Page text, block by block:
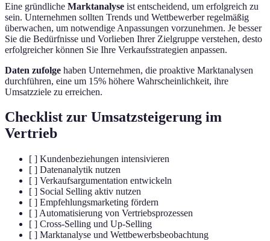
Eine gründliche Marktanalyse ist entscheidend, um erfolgreich zu
sein. Unternehmen sollten Trends und Wettbewerber regelmäßig
überwachen, um notwendige Anpassungen vorzunehmen. Je besser
Sie die Bedürfnisse und Vorlieben Ihrer Zielgruppe verstehen, desto
erfolgreicher können Sie Ihre Verkaufsstrategien anpassen.
Daten zufolge haben Unternehmen, die proaktive Marktanalysen
durchführen, eine um 15% höhere Wahrscheinlichkeit, ihre
Umsatzziele zu erreichen.
Checklist zur Umsatzsteigerung im
Vertrieb
[ ] Kundenbeziehungen intensivieren
[ ] Datenanalytik nutzen
[ ] Verkaufsargumentation entwickeln
[ ] Social Selling aktiv nutzen
[ ] Empfehlungsmarketing fördern
[ ] Automatisierung von Vertriebsprozessen
[ ] Cross-Selling und Up-Selling
[ ] Marktanalyse und Wettbewerbsbeobachtung